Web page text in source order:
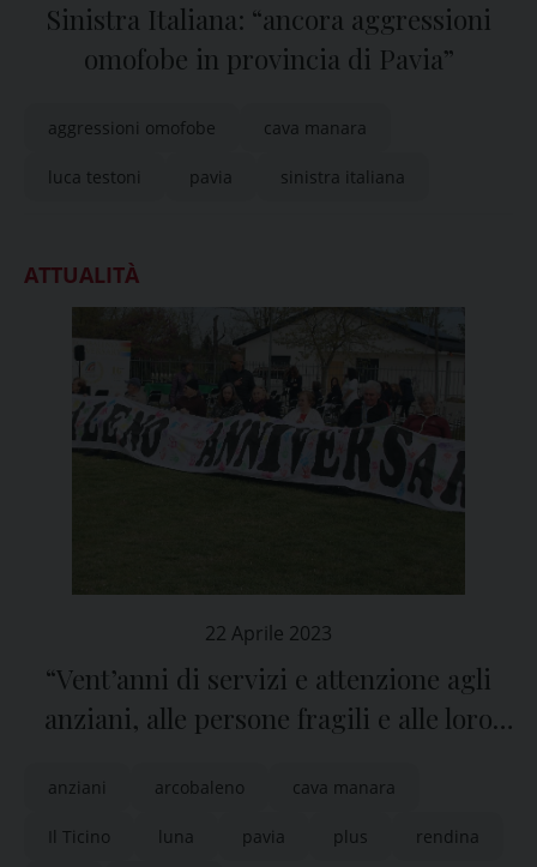
Sinistra Italiana: “ancora aggressioni
omofobe in provincia di Pavia”
aggressioni omofobe cava manara
luca testoni pavia sinistra italiana
ATTUALITÀ
22 Aprile 2023
“Vent’anni di servizi e attenzione agli
anziani, alle persone fragili e alle loro
anziani arcobaleno cava manara
Il Ticino luna pavia plus rendina